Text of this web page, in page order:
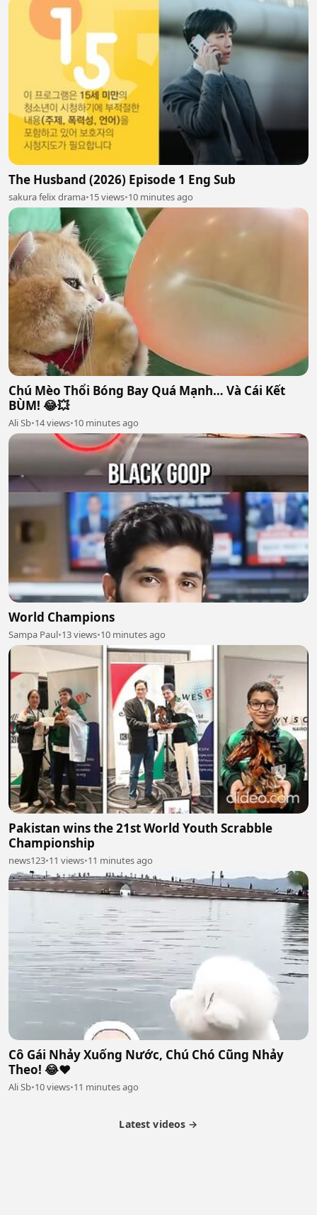
The Husband (2026) Episode 1 Eng Sub
sakura felix drama•15 views•10 minutes ago
Chú Mèo Thổi Bóng Bay Quá Mạnh… Và Cái Kết
BÙM! 😂💥
Ali Sb•14 views•10 minutes ago
World Champions
Sampa Paul•13 views•10 minutes ago
Pakistan wins the 21st World Youth Scrabble
Championship
news123•11 views•11 minutes ago
Cô Gái Nhảy Xuống Nước, Chú Chó Cũng Nhảy
Theo! 😂❤️
Ali Sb•10 views•11 minutes ago
Latest videos →